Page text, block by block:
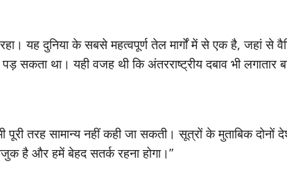
यह दुनिया के सबसे महत्वपूर्ण तेल मार्गों में से एक है, जहां से
सकता था। यही वजह थी कि अंतरराष्ट्रीय दबाव भी लगातार
पूरी तरह सामान्य नहीं कही जा सकती। सूत्रों के मुताबिक
है और हमें बेहद सतर्क रहना होगा।”